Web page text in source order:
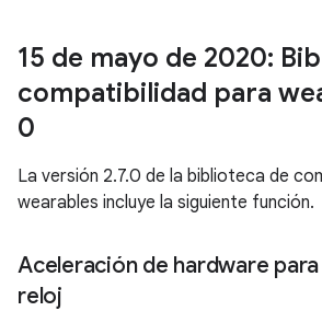
15 de mayo de 2020:
compatibilidad para
0
La versión 2.7.0 de la biblioteca de
wearables incluye la siguiente función.
Aceleración de hardware para
reloj